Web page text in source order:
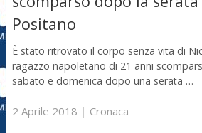
Positano
È stato ritrovato il corpo senza vita di
ragazzo napoletano di 21 anni
sabato e domenica dopo una serata …
2 Aprile 2018 | Cronaca